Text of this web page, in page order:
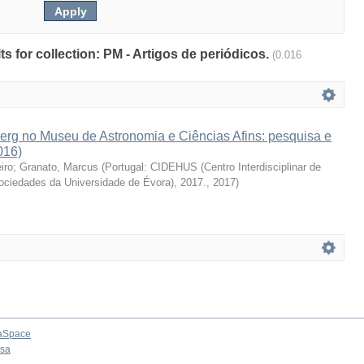
for collection: PM - Artigos de periódicos. (0.016
no Museu de Astronomia e Ciências Afins: pesquisa e
; Granato, Marcus (Portugal: CIDEHUS (Centro Interdisciplinar de
da Universidade de Évora), 2017., 2017)